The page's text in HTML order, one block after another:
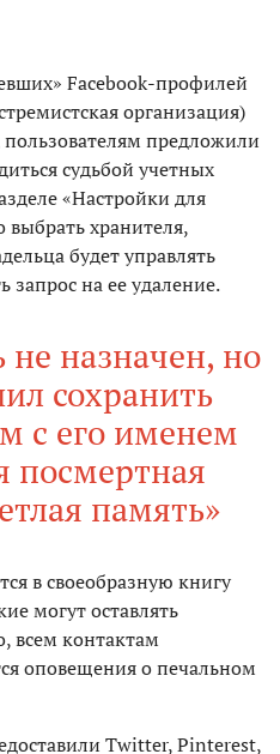
Facebook-профилей
организация)
предложили
судьбой учетных
«Настройки для
выбрать хранителя,
будет управлять
запрос на ее удаление.
не назначен, но
сохранить
с его именем
посмертная
память»
в своеобразную книгу
могут оставлять
всем контактам
оповещения о печальном
Twitter, Pinterest,